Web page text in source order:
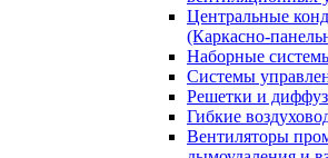
Центральные
(Каркасно-
Наборные
Системы
Решетки и
Гибкие
Вентиляторы